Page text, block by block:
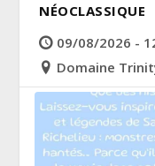
NÉOCLASSIQUE
09/08/2026 -
Domaine